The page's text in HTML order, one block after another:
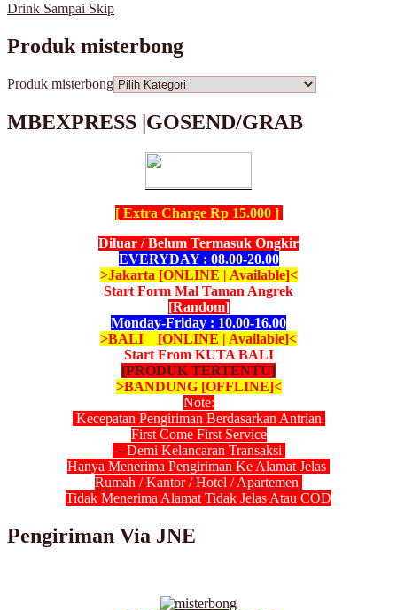
Drink Sampai Skip
Produk misterbong
Produk misterbong
MBEXPRESS |GOSEND/GRAB
[ Extra Charge Rp 15.000 ]
Diluar / Belum Termasuk Ongkir
EVERYDAY : 08.00-20.00
>Jakarta [ONLINE | Available]<
Start Form Mal Taman Angrek
[Random]
Monday-Friday : 10.00-16.00
>BALI [ONLINE | Available]<
Start From KUTA BALI
[PRODUK TERTENTU]
>BANDUNG [OFFLINE]<
Note:
Kecepatan Pengiriman Berdasarkan Antrian
First Come First Service
– Demi Kelancaran Transaksi
Hanya Menerima Pengiriman Ke Alamat Jelas
Rumah / Kantor / Hotel / Apartemen
Tidak Menerima Alamat Tidak Jelas Atau COD
Pengiriman Via JNE